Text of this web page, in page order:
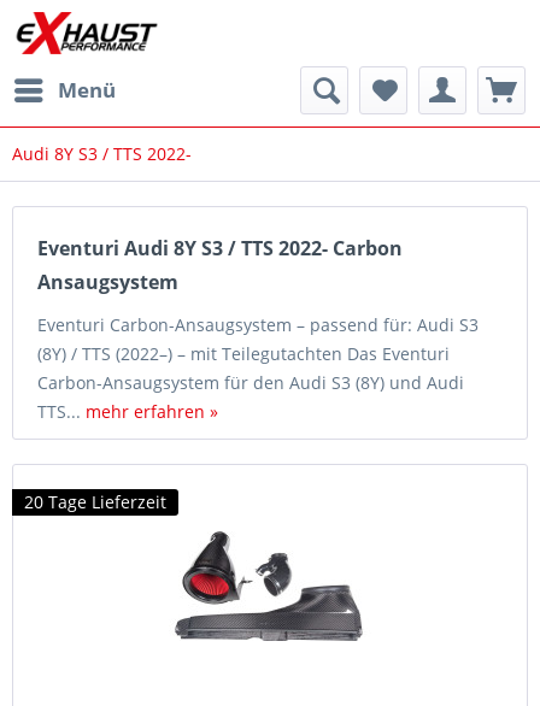
Menü
Audi 8Y S3 / TTS 2022-
Eventuri Audi 8Y S3 / TTS 2022- Carbon
Ansaugsystem
Eventuri Carbon-Ansaugsystem – passend für: Audi S3
(8Y) / TTS (2022–) – mit Teilegutachten Das Eventuri
Carbon-Ansaugsystem für den Audi S3 (8Y) und Audi
TTS... mehr erfahren »
20 Tage Lieferzeit